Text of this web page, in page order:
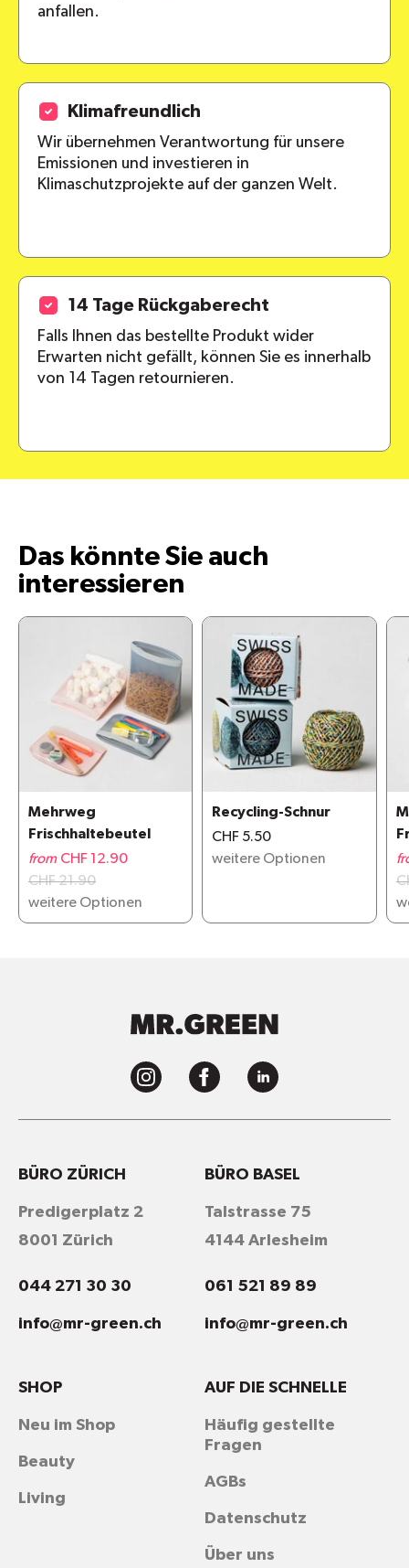
anfallen.
Klimafreundlich
Wir übernehmen Verantwortung für unsere
Emissionen und investieren in
Klimaschutzprojekte auf der ganzen Welt.
14 Tage Rückgaberecht
Falls Ihnen das bestellte Produkt wider
Erwarten nicht gefällt, können Sie es innerhalb
von 14 Tagen retournieren.
Das könnte Sie auch
interessieren
Mehrweg
Frischhaltebeutel
from CHF 12.90
CHF 21.90
weitere Optionen
Recycling-Schnur
CHF 5.50
weitere Optionen
BÜRO ZÜRICH
Predigerplatz 2
8001 Zürich
044 271 30 30
info@mr-green.ch
BÜRO BASEL
Talstrasse 75
4144 Arlesheim
061 521 89 89
info@mr-green.ch
AUF DIE SCHNELLE
Häufig gestellte
Fragen
AGBs
Datenschutz
Über uns
SHOP
Neu im Shop
Beauty
Living